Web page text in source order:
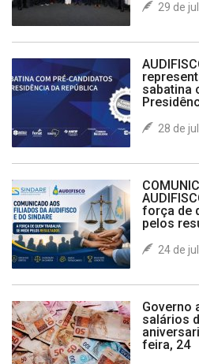
29 de
sabatina
28 de
força de
pelos
24 de
Governo
salários
feira, 24